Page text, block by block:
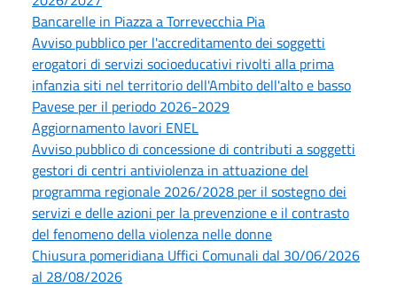
Bancarelle in Piazza a Torrevecchia Pia
Avviso pubblico per l'accreditamento dei soggetti
erogatori di servizi socioeducativi rivolti alla prima
infanzia siti nel territorio dell'Ambito dell'alto e basso
Pavese per il periodo 2026-2029
Aggiornamento lavori ENEL
Avviso pubblico di concessione di contributi a soggetti
gestori di centri antiviolenza in attuazione del
programma regionale 2026/2028 per il sostegno dei
servizi e delle azioni per la prevenzione e il contrasto
del fenomeno della violenza nelle donne
Chiusura pomeridiana Uffici Comunali dal 30/06/2026
al 28/08/2026